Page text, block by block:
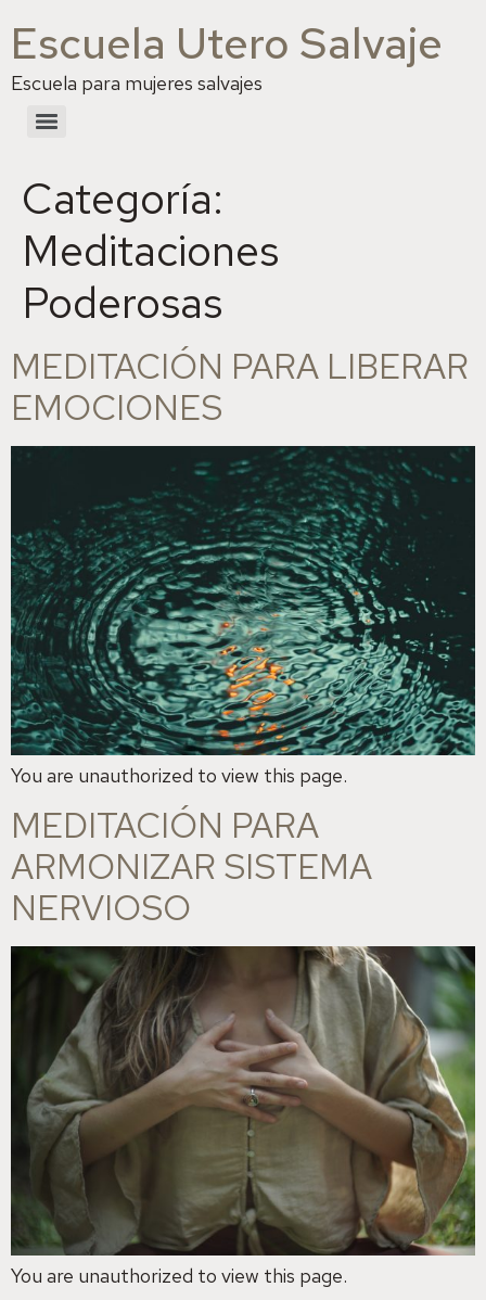
Escuela Utero Salvaje
Escuela para mujeres salvajes
Categoría:
Meditaciones
Poderosas
MEDITACIÓN PARA LIBERAR
EMOCIONES
You are unauthorized to view this page.
MEDITACIÓN PARA
ARMONIZAR SISTEMA
NERVIOSO
You are unauthorized to view this page.